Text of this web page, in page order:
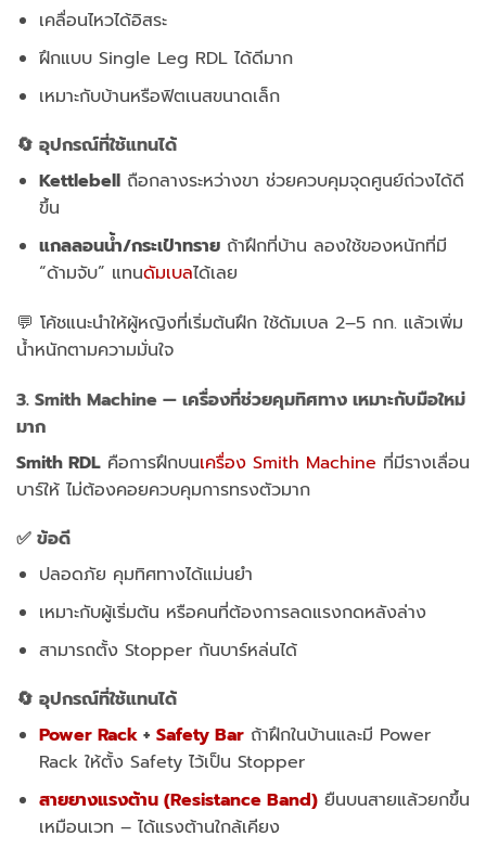
เคลื่อนไหวได้อิสระ
ฝึกแบบ Single Leg RDL ได้ดีมาก
เหมาะกับบ้านหรือฟิตเนสขนาดเล็ก
🔄 อุปกรณ์ที่ใช้แทนได้
Kettlebellถือกลางระหว่างขา ช่วยควบคุมจุดศูนย์ถ่วงได้ดี
ขึ้น
แกลลอนน้ำ/กระเป๋าทรายถ้าฝึกที่บ้าน ลองใช้ของหนักที่มี
“ด้ามจับ” แทนดัมเบลได้เลย
💬 โค้ชแนะนำให้ผู้หญิงที่เริ่มต้นฝึก ใช้ดัมเบล 2–5 กก. แล้วเพิ่ม
น้ำหนักตามความมั่นใจ
3. Smith Machine — เครื่องที่ช่วยคุมทิศทาง เหมาะกับมือใหม่
มาก
Smith RDL คือการฝึกบนเครื่อง Smith Machine ที่มีรางเลื่อน
บาร์ให้ ไม่ต้องคอยควบคุมการทรงตัวมาก
✅ ข้อดี
ปลอดภัย คุมทิศทางได้แม่นยำ
เหมาะกับผู้เริ่มต้น หรือคนที่ต้องการลดแรงกดหลังล่าง
สามารถตั้ง Stopper กันบาร์หล่นได้
🔄 อุปกรณ์ที่ใช้แทนได้
Power Rack+ Safety Barถ้าฝึกในบ้านและมี Power
Rack ให้ตั้ง Safety ไว้เป็น Stopper
สายยางแรงต้าน (Resistance Band)ยืนบนสายแล้วยกขึ้น
เหมือนเวท – ได้แรงต้านใกล้เคียง